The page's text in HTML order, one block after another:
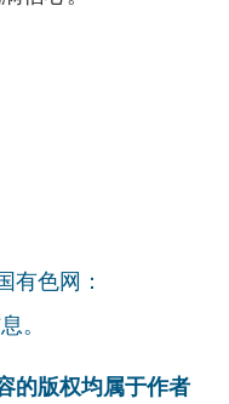
有色网：
。
的版权均属于作者